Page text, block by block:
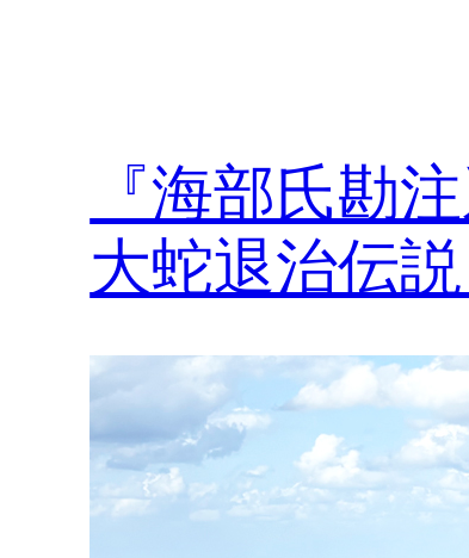
『海部氏勘
大蛇退治伝説